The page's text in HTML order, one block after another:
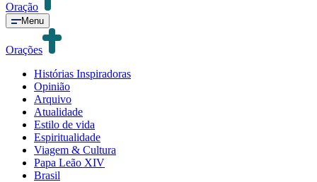
Oração
Menu
Orações
Histórias Inspiradoras
Opinião
Arquivo
Atualidade
Estilo de vida
Espiritualidade
Viagem & Cultura
Papa Leão XIV
Brasil